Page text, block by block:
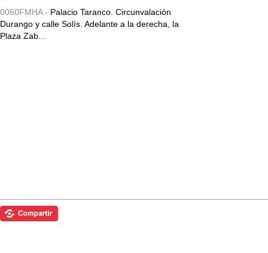
0060FMHA - Palacio Taranco. Circunvalación
Durango y calle Solís. Adelante a la derecha, la
Plaza Zab...